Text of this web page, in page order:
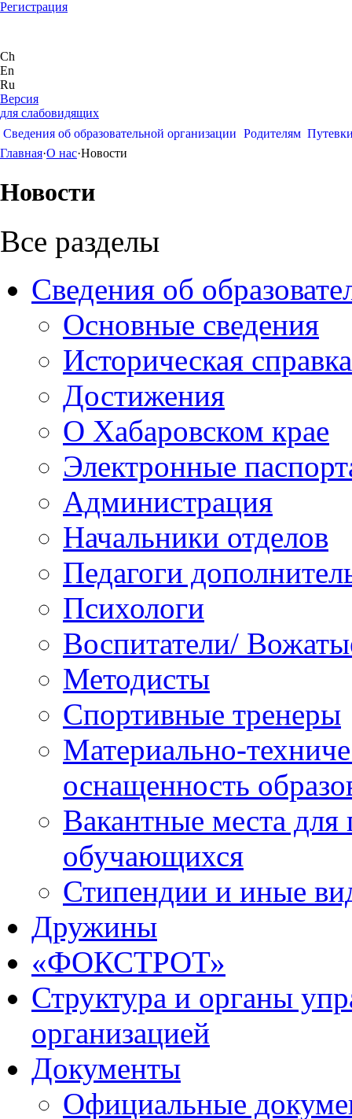
Регистрация
Ch
En
Ru
Версия
для слабовидящих
Сведения об образовательной организации Родителям
Главная·О нас·Новости
Новости
Все разделы
Сведения об
Основные сведения
Историческая справка
Достижения
О Хабаровском крае
Электронные
Администрация
Начальники отделов
Педагоги
Психологи
Воспитатели/
Методисты
Спортивные тренеры
Материально-
оснащенность
Вакантные места для
обучающихся
Стипендии и иные
Дружины
«ФОКСТРОТ»
Структура и органы
организацией
Документы
Официальные